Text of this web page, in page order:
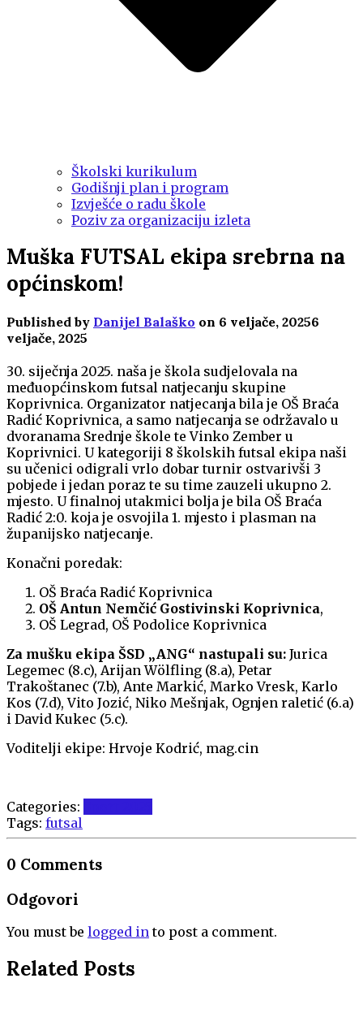
Školski kurikulum
Godišnji plan i program
Izvješće o radu škole
Poziv za organizaciju izleta
Muška FUTSAL ekipa srebrna na
općinskom!
Published by Danijel Balaško on 6 veljače, 20256
veljače, 2025
30. siječnja 2025. naša je škola sudjelovala na
međuopćinskom futsal natjecanju skupine
Koprivnica. Organizator natjecanja bila je OŠ Braća
Radić Koprivnica, a samo natjecanja se održavalo u
dvoranama Srednje škole te Vinko Zember u
Koprivnici. U kategoriji 8 školskih futsal ekipa naši
su učenici odigrali vrlo dobar turnir ostvarivši 3
pobjede i jedan poraz te su time zauzeli ukupno 2.
mjesto. U finalnoj utakmici bolja je bila OŠ Braća
Radić 2:0. koja je osvojila 1. mjesto i plasman na
županijsko natjecanje.
Konačni poredak:
OŠ Braća Radić Koprivnica
OŠ Antun Nemčić Gostivinski Koprivnica,
OŠ Legrad, OŠ Podolice Koprivnica
Za mušku ekipa ŠSD „ANG“ nastupali su: Jurica
Legemec (8.c), Arijan Wölfling (8.a), Petar
Trakoštanec (7.b), Ante Markić, Marko Vresk, Karlo
Kos (7.d), Vito Jozić, Niko Mešnjak, Ognjen raletić (6.a)
i David Kukec (5.c).
Voditelji ekipe: Hrvoje Kodrić, mag.cin
Categories:
Tags: futsal
0 Comments
Odgovori
You must be logged into post a comment.
Related Posts